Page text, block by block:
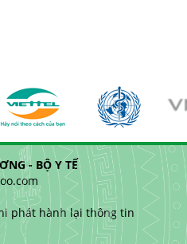
- BỘ Y TẾ
phát hành lại thông tin